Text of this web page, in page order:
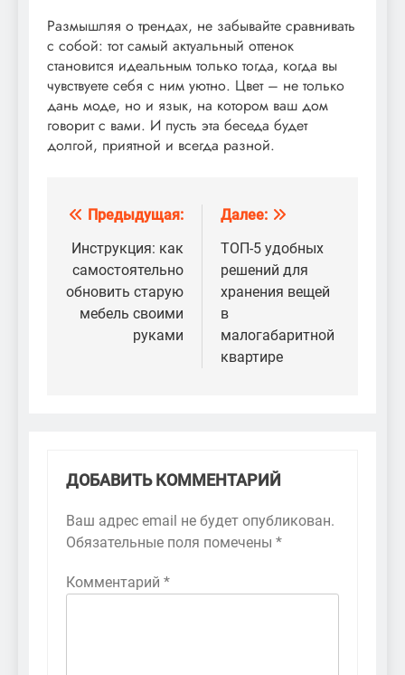
Размышляя о трендах, не забывайте сравнивать
с собой: тот самый актуальный оттенок
становится идеальным только тогда, когда вы
чувствуете себя с ним уютно. Цвет – не только
дань моде, но и язык, на котором ваш дом
говорит с вами. И пусть эта беседа будет
долгой, приятной и всегда разной.
Навигация
по
записям
Предыдущая:
Инструкция: как
самостоятельно
обновить старую
мебель своими
руками
Далее:
ТОП-5 удобных
решений для
хранения вещей
в
малогабаритной
квартире
ДОБАВИТЬ КОММЕНТАРИЙ
Ваш адрес email не будет опубликован.
Обязательные поля помечены *
Комментарий *